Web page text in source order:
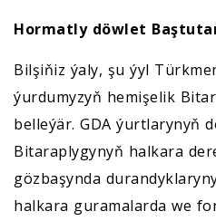
Hormatly döwlet
Bilşiňiz ýaly, şu ýyl
ýurdumyzyň hemişelik
belleýär. GDA ýurtlarynyň
Bitaraplygynyň halkara
gözbaşynda
halkara guramalarda we